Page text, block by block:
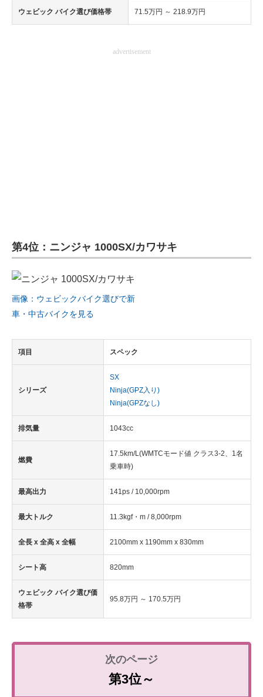
ウェビック バイク選び価格帯 71.5万円 ～ 218.9万円
advertisement
第4位：ニンジャ 1000SX/カワサキ
画像：ウェビックバイク選びで新
車・中古バイクを見る
項目 スペック
シリーズ
SX
Ninja(GPZ入り)
Ninja(GPZなし)
排気量 1043cc
燃費
17.5km/L(WMTCモード値 クラス3-2、1名
乗車時)
最高出力 141ps / 10,000rpm
最大トルク 11.3kgf・m / 8,000rpm
全長 x 全高 x 全幅 2100mm x 1190mm x 830mm
シート高 820mm
ウェビック バイク選び価
格帯
95.8万円 ～ 170.5万円
第3位～